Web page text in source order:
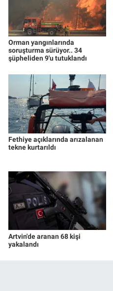
Orman yangınlarında
soruşturma sürüyor.. 34
şüpheliden 9'u tutuklandı
Fethiye açıklarında arızalanan
tekne kurtarıldı
Artvin'de aranan 68 kişi
yakalandı